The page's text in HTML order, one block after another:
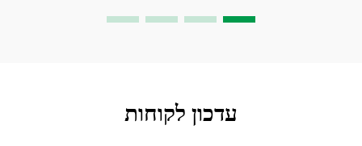
עדכון לקוחות